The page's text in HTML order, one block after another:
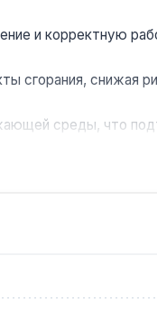
и корректную
сгорания, снижая
среды, что
проверка